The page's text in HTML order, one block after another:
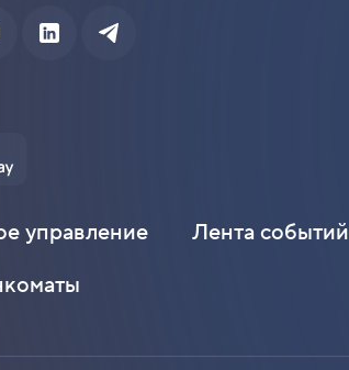
управление
Лента событий